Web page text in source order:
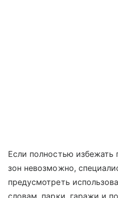
Если полностью избежать
зон невозможно,
предусмотреть